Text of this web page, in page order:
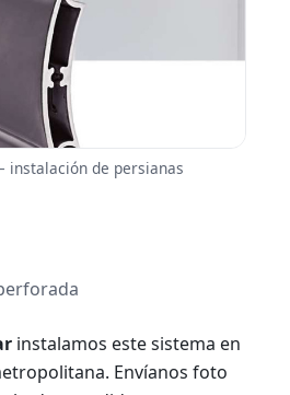
de persianas
instalamos este sistema en
Envíanos foto